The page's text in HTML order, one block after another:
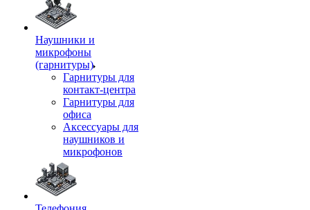
Наушники и
микрофоны
(гарнитуры)
Гарнитуры для
контакт-центра
Гарнитуры для
офиса
Аксессуары для
наушников и
микрофонов